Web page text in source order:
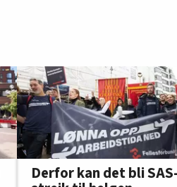
Derfor kan det bli SAS-